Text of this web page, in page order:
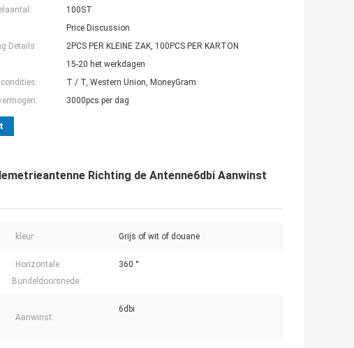
100ST
Price Discussion
Details:
2PCS PER KLEINE ZAK, 100PCS PER KARTON
15-20 het werkdagen
T / T, Western Union, MoneyGram
3000pcs per dag
Richting de Antenne6dbi Aanwinst
kleur: Grijs of wit of douane
Horizontale
Bundeldoorsnede:
360 °
Aanwinst:
6dbi